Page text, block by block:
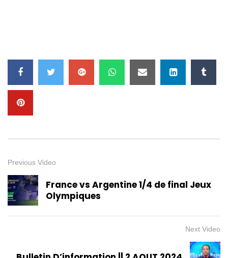
Previous Video
France vs Argentine 1/4 de final Jeux
Olympiques
Next Video